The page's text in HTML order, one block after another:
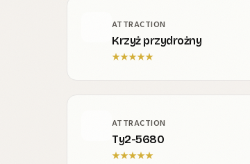
ATTRACTION
Krzyż przydrożny
★★★★★
ATTRACTION
Ty2-5680
★★★★★